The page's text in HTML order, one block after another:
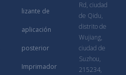
lizante de
aplicación
posterior
Imprimador
Rd, ciudad
de Qidu,
distrito de
Wujiang,
ciudad de
Suzhou,
215234,